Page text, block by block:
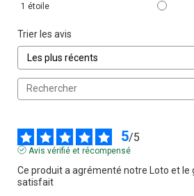
1 étoile
Trier les avis
5/5
Avis vérifié et récompensé
Ce produit a agrémenté notre Loto et le
satisfait